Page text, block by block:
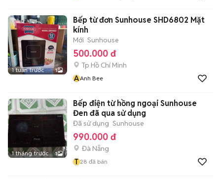
1 tuần trước 1
Bếp từ đơn Sunhouse SHD6802 Mặt
kính
Mới Sunhouse
500.000 đ
Tp Hồ Chí Minh
AAnh Bee
1 tháng trước 1
Bếp điện từ hồng ngoại Sunhouse
Đen đã qua sử dụng
Đã sử dụng Sunhouse
990.000 đ
Đà Nẵng
T 28 đã bán